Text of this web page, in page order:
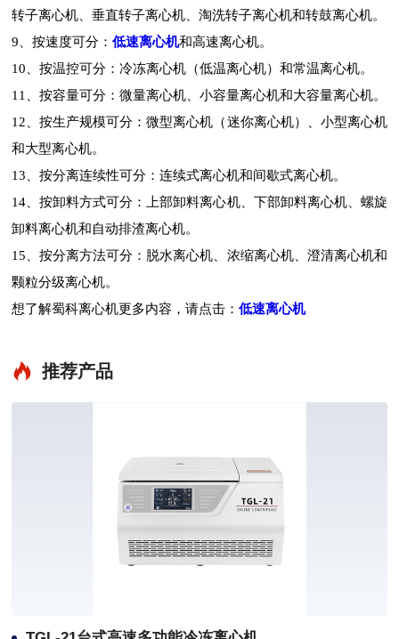
转子离心机、垂直转子离心机、淘洗转子离心机和转鼓离心机。
9、按速度可分：低速离心机和高速离心机。
10、按温控可分：冷冻离心机（低温离心机）和常温离心机。
11、按容量可分：微量离心机、小容量离心机和大容量离心机。
12、按生产规模可分：微型离心机（迷你离心机）、小型离心机
和大型离心机。
13、按分离连续性可分：连续式离心机和间歇式离心机。
14、按卸料方式可分：上部卸料离心机、下部卸料离心机、螺旋
卸料离心机和自动排渣离心机。
15、按分离方法可分：脱水离心机、浓缩离心机、澄清离心机和
颗粒分级离心机。
想了解蜀科离心机更多内容，请点击：低速离心机
推荐产品